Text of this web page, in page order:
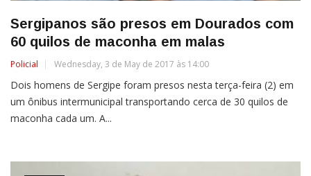
Sergipanos são presos em Dourados com
60 quilos de maconha em malas
Policial Wednesday, 3 de May de 2017 às 14:00
Dois homens de Sergipe foram presos nesta terça-feira (2) em
um ônibus intermunicipal transportando cerca de 30 quilos de
maconha cada um. A...